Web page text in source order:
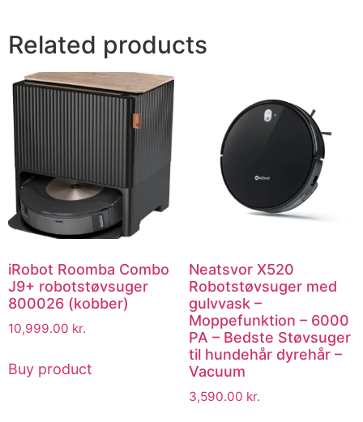
Related products
iRobot Roomba Combo
J9+ robotstøvsuger
800026 (kobber)
10,999.00 kr.
Buy product
Neatsvor X520
Robotstøvsuger med
gulvvask –
Moppefunktion – 6000
PA – Bedste Støvsuger
til hundehår dyrehår –
Vacuum
3,590.00 kr.